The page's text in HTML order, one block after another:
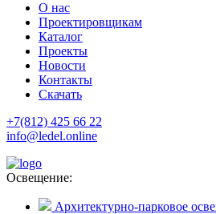
О нас
Проектировщикам
Каталог
Проекты
Новости
Контакты
Скачать
+7(812) 425 66 22
info@ledel.online
Освещение:
Архитектурно-парковое